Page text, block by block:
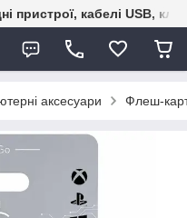
пристрої, кабелі USB,
аксесуари Флеш-